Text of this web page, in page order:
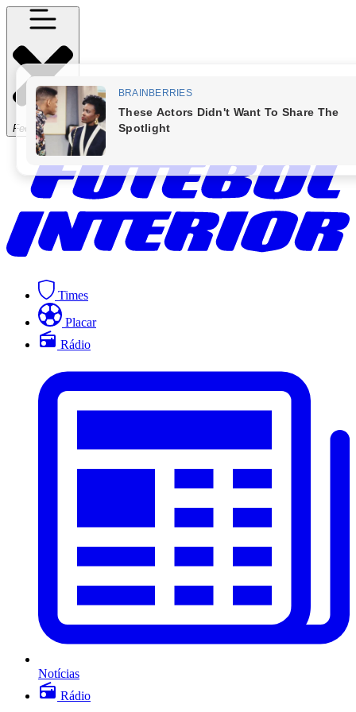
Fechar Menu
Times
Placar
Rádio
Notícias
Rádio